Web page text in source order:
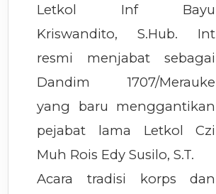
Letkol Inf Bayu
Kriswandito, S.Hub. Int
resmi menjabat sebagai
Dandim 1707/Merauke
yang baru menggantikan
pejabat lama Letkol Czi
Muh Rois Edy Susilo, S.T.
Acara tradisi korps dan